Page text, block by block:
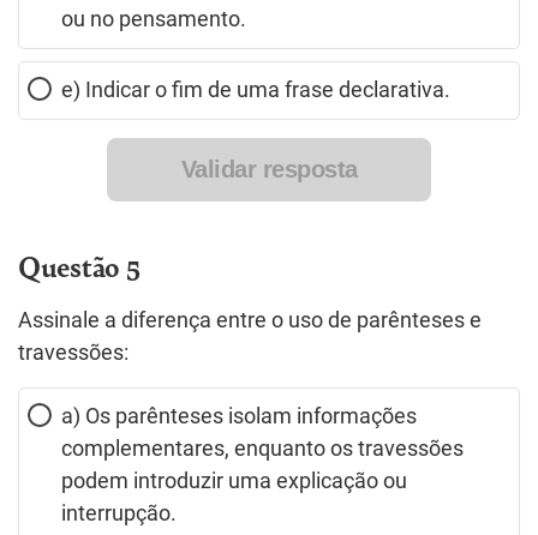
ou no pensamento.
e) Indicar o fim de uma frase declarativa.
Validar resposta
Questão 5
Assinale a diferença entre o uso de parênteses e
travessões:
a) Os parênteses isolam informações
complementares, enquanto os travessões
podem introduzir uma explicação ou
interrupção.